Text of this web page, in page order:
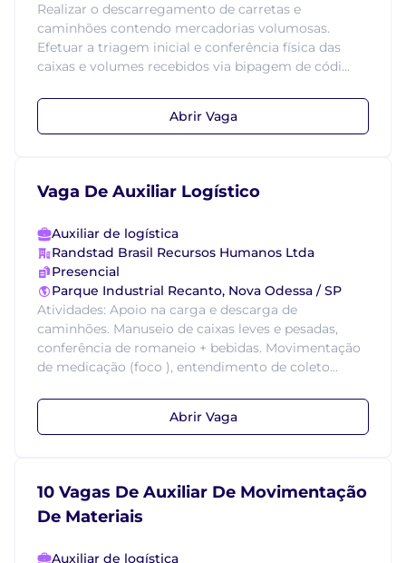
Realizar o descarregamento de carretas e
caminhões contendo mercadorias volumosas.
Efetuar a triagem inicial e conferência física das
caixas e volumes recebidos via bipagem de códi...
Abrir Vaga
Vaga De Auxiliar Logístico
Auxiliar de logística
Randstad Brasil Recursos Humanos Ltda
Presencial
Parque Industrial Recanto, Nova Odessa / SP
Atividades: Apoio na carga e descarga de
caminhões. Manuseio de caixas leves e pesadas,
conferência de romaneio + bebidas. Movimentação
de medicação (foco ), entendimento de coleto...
Abrir Vaga
10 Vagas De Auxiliar De Movimentação
De Materiais
Auxiliar de logística